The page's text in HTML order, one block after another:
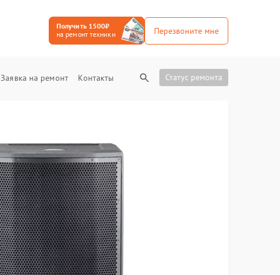
Получить 1500₽
на ремонт техники
Перезвоните мне
Заявка на ремонт Контакты Статус ремонта